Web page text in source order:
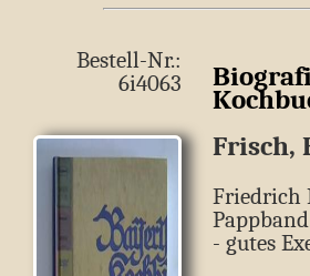
Bestell-Nr.:
6i4063
Frisch,
Friedrich
- gutes